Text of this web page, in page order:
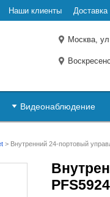
Наши клиенты Доставка
Москва,
Видеонаблюдение
> Внутренний 24-портовый